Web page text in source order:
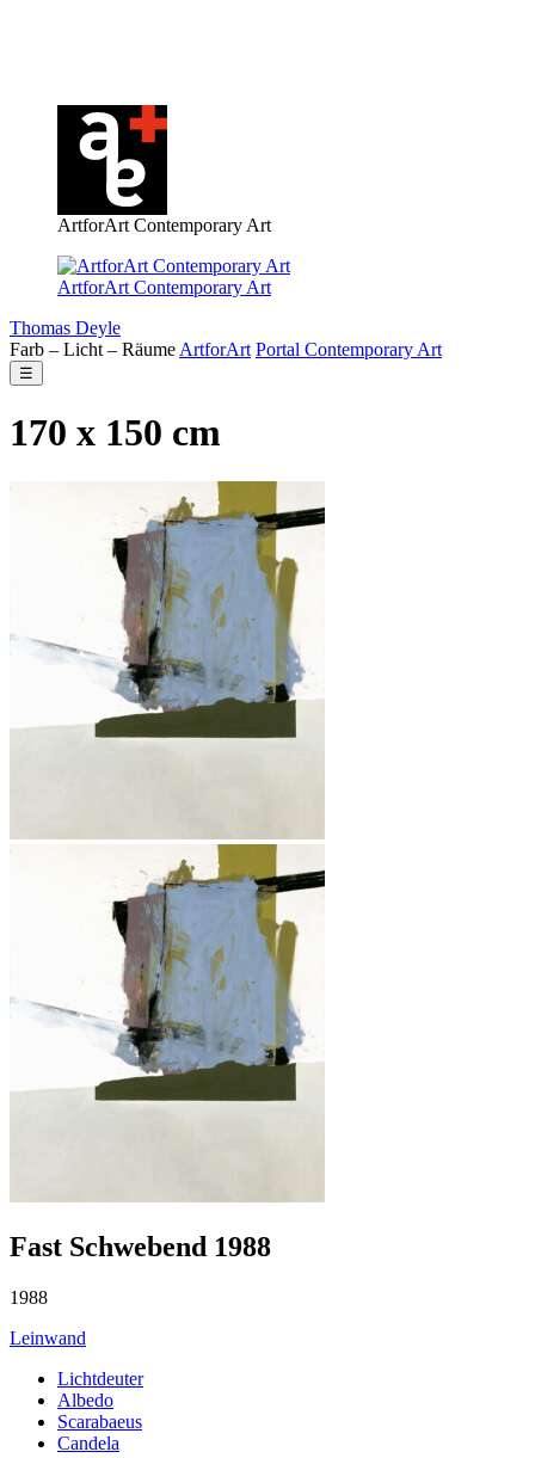
ArtforArt Contemporary Art
ArtforArt Contemporary Art
Thomas Deyle
Farb – Licht – Räume ArtforArt Portal Contemporary Art
☰
170 x 150 cm
Fast Schwebend 1988
1988
Leinwand
Lichtdeuter
Albedo
Scarabaeus
Candela